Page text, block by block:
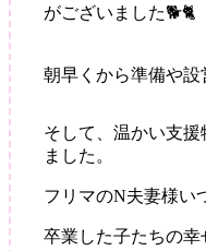
がございました🐕🐈
朝早くから準備や設
そして、温かい支
ました。
フリマのN夫妻様い
卒業した子たちの幸